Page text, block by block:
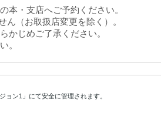
本・支店へご予約ください。
（お取扱店変更を除く）。
かじめご了承ください。
。
ョン1」にて安全に管理されます。